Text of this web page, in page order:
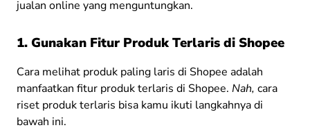
jualan online yang menguntungkan.
1. Gunakan Fitur Produk Terlaris di Shopee
Cara melihat produk paling laris di Shopee adalah
manfaatkan fitur produk terlaris di Shopee. Nah, cara
riset produk terlaris bisa kamu ikuti langkahnya di
bawah ini.